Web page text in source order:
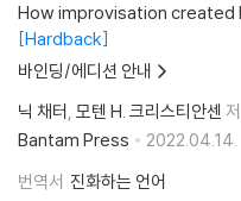
How improvisation created
Hardback
바인딩/에디션 안내
닉 채터 모텐 H. 크리스티안센 저
Bantam Press
2022.04.14.
번역서 진화하는 언어